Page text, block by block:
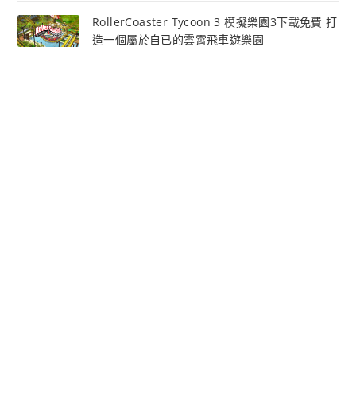
RollerCoaster Tycoon 3 模擬樂園3下載免費 打
造一個屬於自已的雲霄飛車遊樂園